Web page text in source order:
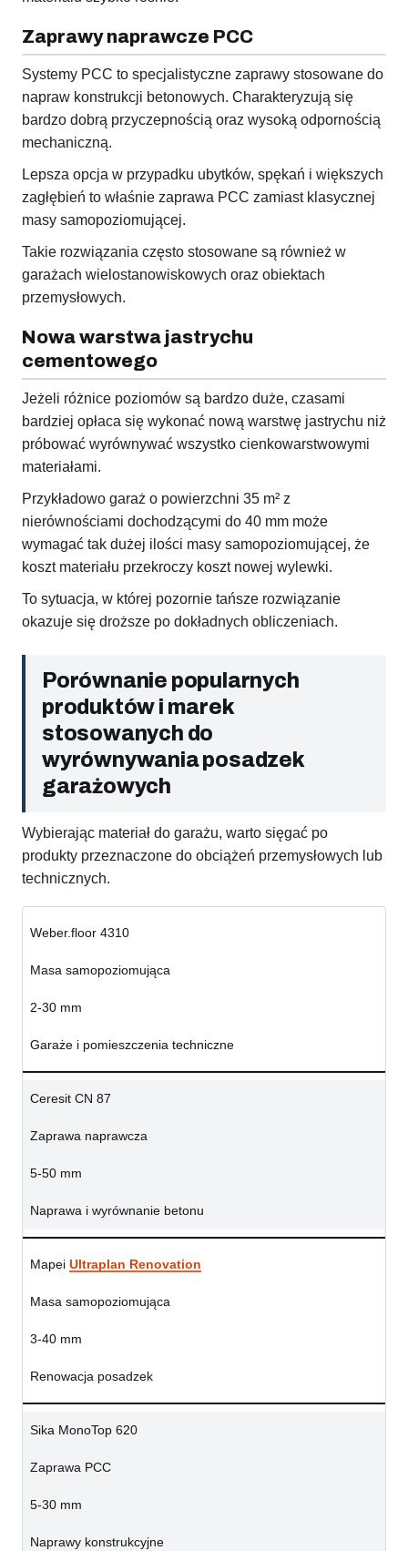
Zaprawy naprawcze PCC
Systemy PCC to specjalistyczne zaprawy stosowane do
napraw konstrukcji betonowych. Charakteryzują się
bardzo dobrą przyczepnością oraz wysoką odpornością
mechaniczną.
Lepsza opcja w przypadku ubytków, spękań i większych
zagłębień to właśnie zaprawa PCC zamiast klasycznej
masy samopoziomującej.
Takie rozwiązania często stosowane są również w
garażach wielostanowiskowych oraz obiektach
przemysłowych.
Nowa warstwa jastrychu
cementowego
Jeżeli różnice poziomów są bardzo duże, czasami
bardziej opłaca się wykonać nową warstwę jastrychu niż
próbować wyrównywać wszystko cienkowarstwowymi
materiałami.
Przykładowo garaż o powierzchni 35 m² z
nierównościami dochodzącymi do 40 mm może
wymagać tak dużej ilości masy samopoziomującej, że
koszt materiału przekroczy koszt nowej wylewki.
To sytuacja, w której pozornie tańsze rozwiązanie
okazuje się droższe po dokładnych obliczeniach.
Porównanie popularnych
produktów i marek
stosowanych do
wyrównywania posadzek
garażowych
Wybierając materiał do garażu, warto sięgać po
produkty przeznaczone do obciążeń przemysłowych lub
technicznych.
Weber.floor 4310
Masa samopoziomująca
2-30 mm
Garaże i pomieszczenia techniczne
Ceresit CN 87
Zaprawa naprawcza
5-50 mm
Naprawa i wyrównanie betonu
Mapei Ultraplan Renovation
Masa samopoziomująca
3-40 mm
Renowacja posadzek
Sika MonoTop 620
Zaprawa PCC
5-30 mm
Naprawy konstrukcyjne